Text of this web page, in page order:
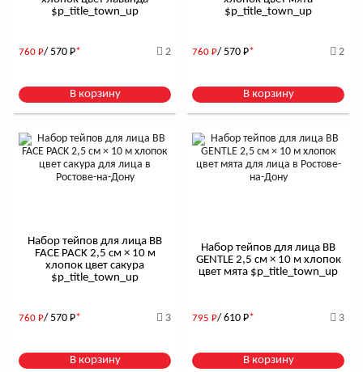
$р_title_town_up
760 Р/ 570 Р* 2
В корзину
$р_title_town_up
760 Р/ 570 Р* 2
В корзину
Набор тейпов для лица BB
FACE PACK 2,5 см × 10 м
хлопок цвет сакура
$р_title_town_up
760 Р/ 570 Р* 3
В корзину
Набор тейпов для лица BB
GENTLE 2,5 см × 10 м хлопок
цвет мята $р_title_town_up
795 Р/ 610 Р* 3
В корзину